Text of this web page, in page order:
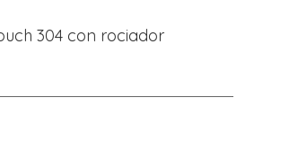
304 con rociador